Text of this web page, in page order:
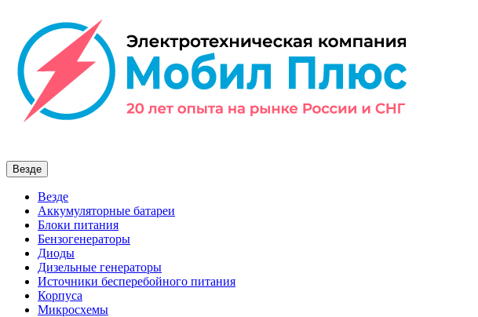
Везде
Везде
Аккумуляторные батареи
Блоки питания
Бензогенераторы
Диоды
Дизельные генераторы
Источники бесперебойного питания
Корпуса
Микросхемы